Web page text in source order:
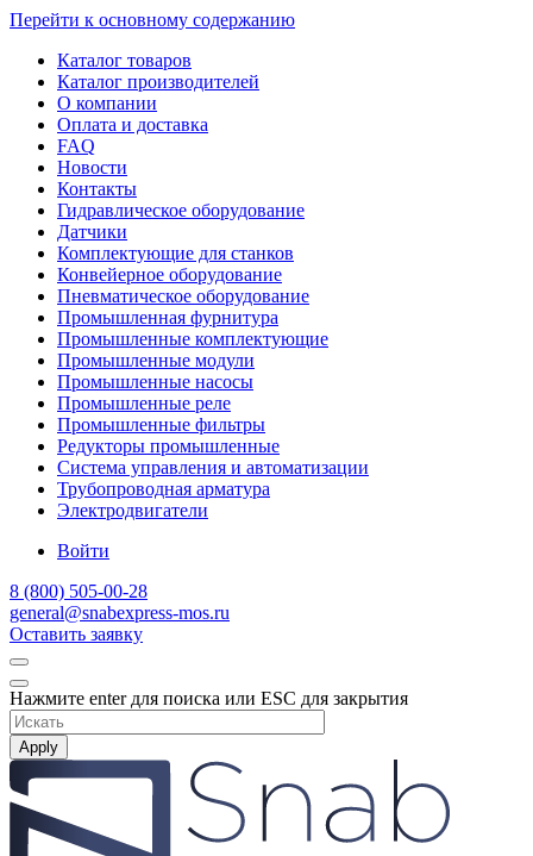
Перейти к основному содержанию
Каталог товаров
Каталог производителей
О компании
Оплата и доставка
FAQ
Новости
Контакты
Гидравлическое оборудование
Датчики
Комплектующие для станков
Конвейерное оборудование
Пневматическое оборудование
Промышленная фурнитура
Промышленные комплектующие
Промышленные модули
Промышленные насосы
Промышленные реле
Промышленные фильтры
Редукторы промышленные
Система управления и автоматизации
Трубопроводная арматура
Электродвигатели
Войти
8 (800) 505-00-28
general@snabexpress-mos.ru
Оставить заявку
Нажмите enter для поиска или ESC для закрытия
Apply